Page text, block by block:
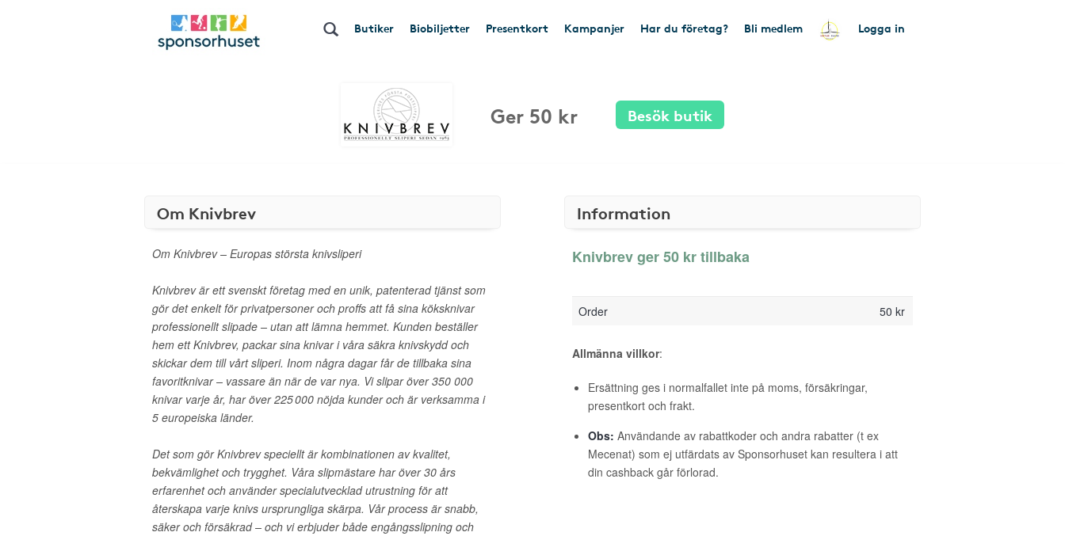
Butiker Biobiljetter Presentkort Kampanjer Har du företag? Bli medlem Logga in
Ger 50 kr Besök butik
Om Knivbrev
Om Knivbrev – Europas största knivsliperi
Knivbrev är ett svenskt företag med en unik, patenterad tjänst som
gör det enkelt för privatpersoner och proffs att få sina köksknivar
professionellt slipade – utan att lämna hemmet. Kunden beställer
hem ett Knivbrev, packar sina knivar i våra säkra knivskydd och
skickar dem till vårt sliperi. Inom några dagar får de tillbaka sina
favoritknivar – vassare än när de var nya. Vi slipar över 350 000
knivar varje år, har över 225 000 nöjda kunder och är verksamma i
5 europeiska länder.
Det som gör Knivbrev speciellt är kombinationen av kvalitet,
bekvämlighet och trygghet. Våra slipmästare har över 30 års
erfarenhet och använder specialutvecklad utrustning för att
återskapa varje knivs ursprungliga skärpa. Vår process är snabb,
säker och försäkrad – och vi erbjuder både engångsslipning och
Information
Knivbrev ger 50 kr tillbaka
Order 50 kr
Allmänna villkor:
Ersättning ges i normalfallet inte på moms, försäkringar,
presentkort och frakt.
Obs: Användande av rabattkoder och andra rabatter (t ex
Mecenat) som ej utfärdats av Sponsorhuset kan resultera i att
din cashback går förlorad.